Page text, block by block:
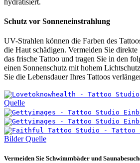
Schutz vor Sonneneinstrahlung
UV-Strahlen können die Farben des
die Haut schädigen. Vermeiden Sie
das frische Tattoo und tragen Sie in den
einen Sonnenschutz mit hohem
Sie die Lebensdauer Ihres Tattoos
Quelle
Bilder Quelle
Vermeiden Sie Schwimmbäder und